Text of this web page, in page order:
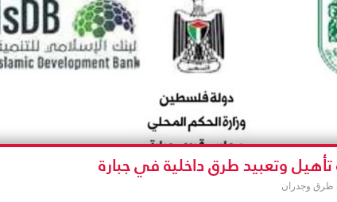
تأهيل وتعبيد طرق داخلية في جبارة
طرق وجدران